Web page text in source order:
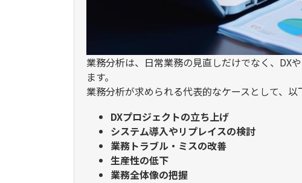
業務分析は、日常業務の見直しだけでなく、 DX
ます。
業務分析が求められる代表的なケースとして、以
DXプロジェクトの立ち上げ
システム導入やリプレイスの検討
業務トラブル・ミスの改善
生産性の低下
業務全体像の把握